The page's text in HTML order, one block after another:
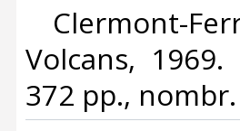
Clermont-
Volcans,
372 pp.,